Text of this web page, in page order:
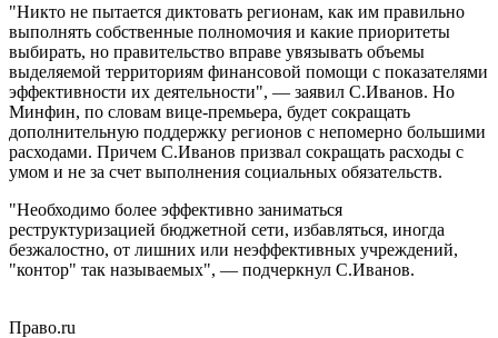
"Никто не пытается диктовать регионам, как им правильно
выполнять собственные полномочия и какие приоритеты
выбирать, но правительство вправе увязывать объемы
выделяемой территориям финансовой помощи с показателями
эффективности их деятельности", — заявил С.Иванов. Но
Минфин, по словам вице-премьера, будет сокращать
дополнительную поддержку регионов с непомерно большими
расходами. Причем С.Иванов призвал сокращать расходы с
умом и не за счет выполнения социальных обязательств.
"Необходимо более эффективно заниматься
реструктуризацией бюджетной сети, избавляться, иногда
безжалостно, от лишних или неэффективных учреждений,
"контор" так называемых", — подчеркнул С.Иванов.
Право.ru